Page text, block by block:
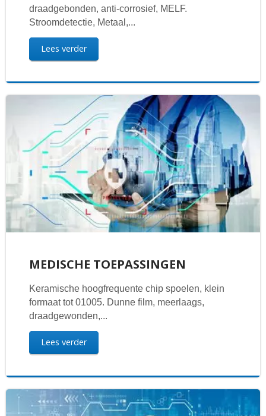
draadgebonden, anti-corrosief, MELF.
Stroomdetectie, Metaal,...
Lees verder
MEDISCHE TOEPASSINGEN
Keramische hoogfrequente chip spoelen, klein
formaat tot 01005. Dunne film, meerlaags,
draadgewonden,...
Lees verder